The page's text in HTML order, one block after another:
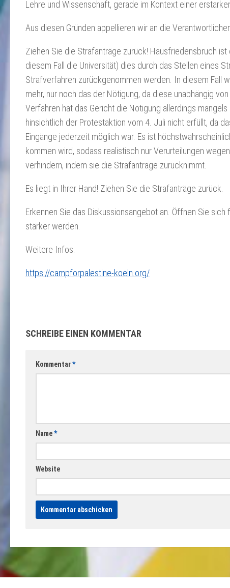
Lehre und Wissenschaft, gerade im Kontext einer
Aus diesen Gründen appellieren wir an die
Ziehen Sie die Strafanträge zurück! Hausfriedensbruch
diesem Fall die Universität) dies durch das Stellen eines
Strafverfahren zurückgenommen werden. In diesem Fall
mehr, nur noch das der Nötigung, da diese unabhängig
Verfahren hat das Gericht die Nötigung allerdings
hinsichtlich der Protestaktion vom 4. Juli nicht erfüllt, da
Eingänge jederzeit möglich war. Es ist
kommen wird, sodass realistisch nur Verurteilungen
verhindern, indem sie die Strafanträge zurücknimmt.
Es liegt in Ihrer Hand! Ziehen Sie die Strafanträge zurück.
Erkennen Sie das Diskussionsangebot an. Öffnen Sie
stärker werden.
Weitere Infos:
https://campforpalestine-koeln.org/
SCHREIBE EINEN KOMMENTAR
Kommentar*
Name*
Website